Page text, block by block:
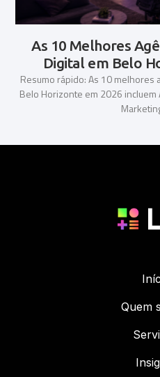
As 10 Melhores
Digital em Belo
Resumo rápido: As 10 melhores
Belo Horizonte em 2026 incluem
Quem